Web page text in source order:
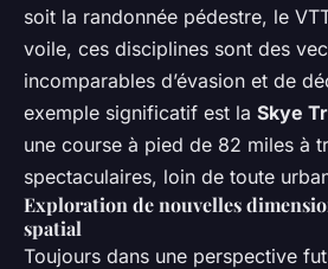
soit la randonnée pédestre, le
voile, ces disciplines sont des
incomparables d’évasion et de
exemple significatif est la Skye
une course à pied de 82 miles à
spectaculaires, loin de toute
Exploration de nouvelles
spatial
Toujours dans une perspective